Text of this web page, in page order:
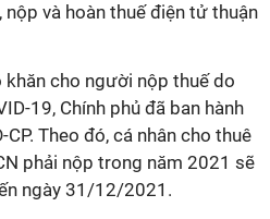
nộp và hoàn thuế điện tử thuận
cho người nộp thuế do
19, Chính phủ đã ban hành
Theo đó, cá nhân cho thuê
phải nộp trong năm 2021 sẽ
ngày 31/12/2021.